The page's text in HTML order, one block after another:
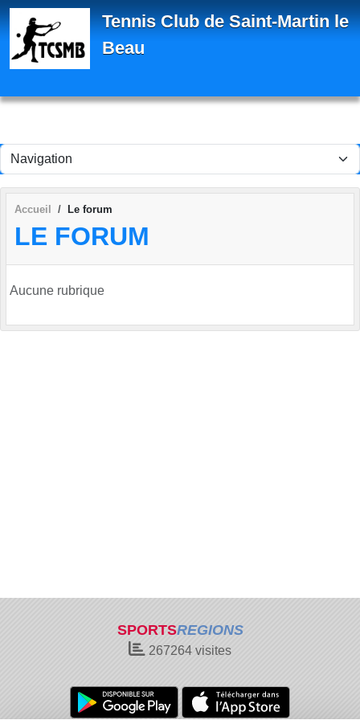
Tennis Club de Saint-Martin le
Beau
Accueil Le forum
LE FORUM
Aucune rubrique
SPORTSREGIONS
267264 visites
Panneau de gestion des cookies